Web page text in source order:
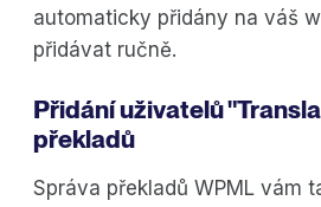
automaticky přidány na váš
přidávat ručně.
Přidání uživatelů
překladů
Správa překladů WPML vám